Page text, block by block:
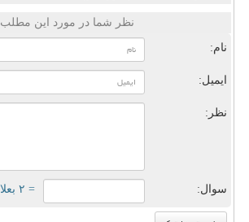
نظر شما در مورد این مطلب
نام:
ایمیل:
نظر:
سوال: = ۲ بعلاوه ۳